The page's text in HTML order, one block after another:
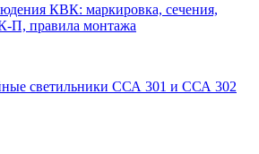
КВК: маркировка, сечения,
правила монтажа
светильники ССА 301 и ССА 302